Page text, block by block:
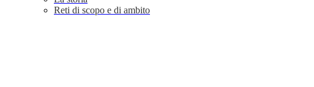
Reti di scopo e di ambito